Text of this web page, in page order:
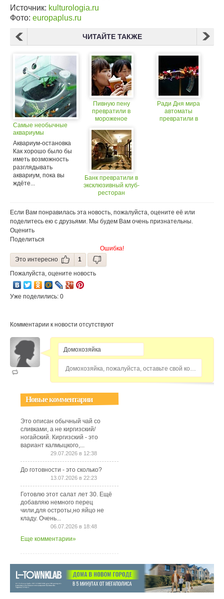
Источник: kulturologia.ru
Фото: europaplus.ru
ЧИТАЙТЕ ТАКЖЕ
Самые необычные
аквариумы
Аквариум-остановка
Как хорошо было бы
иметь возможность
разглядывать
аквариум, пока вы
ждёте...
Пивную пену
превратили в
мороженое
Банк превратили в
эксклюзивный клуб-
ресторан
Ради Дня мира
автоматы
превратили в
Если Вам понравилась эта новость, пожалуйста, оцените её или
поделитесь ею с друзьями. Мы будем Вам очень признательны.
Оценить
Поделиться
Ошибка!
Это интересно
1
Пожалуйста, оцените новость
Уже поделились: 0
Комментарии к новости отсутствуют
Домохозяйка, пожалуйста, оставьте свой комментарий...
Новые комментарии
Это описан обычный чай со
сливками, а не киргизский/
ногайский. Киргизский - это
вариант калмыцкого,...
29.07.2026 в 12:38
До готовности - это сколько?
13.07.2026 в 22:23
Готовлю этот салат лет 30. Ещё
добавляю немного перец
чили,для остроты,но яйцо не
кладу. Очень...
06.07.2026 в 18:48
Еще комментарии»